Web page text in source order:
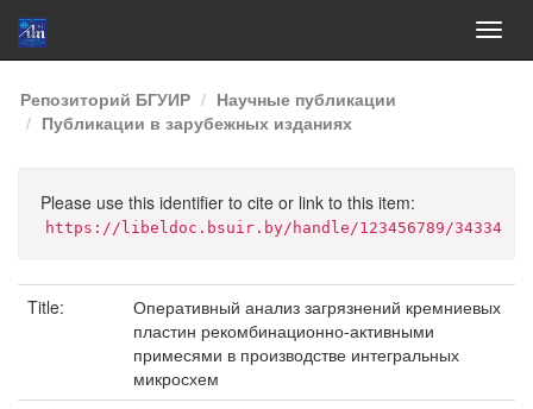
Skip
navigation
Репозиторий БГУИР
Научные публикации
Публикации в зарубежных изданиях
Please use this identifier to cite or link to this item:
https://libeldoc.bsuir.by/handle/123456789/34334
Title:
Оперативный анализ загрязнений кремниевых
пластин рекомбинационно-активными
примесями в производстве интегральных
микросхем